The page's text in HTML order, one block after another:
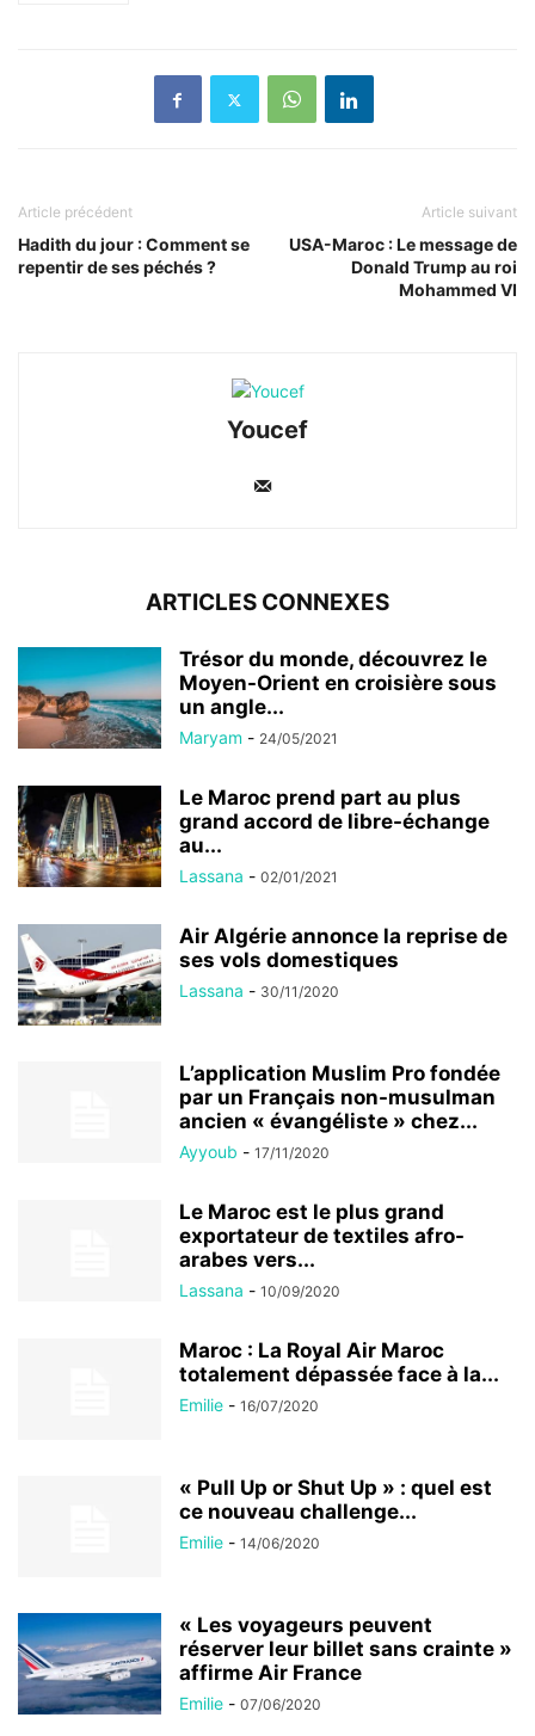
Article précédent
Hadith du jour : Comment se
repentir de ses péchés ?
Article suivant
USA-Maroc : Le message de
Donald Trump au roi
Mohammed VI
Youcef
ARTICLES CONNEXES
Trésor du monde, découvrez le
Moyen-Orient en croisière sous
un angle...
Maryam - 24/05/2021
Le Maroc prend part au plus
grand accord de libre-échange
au...
Lassana - 02/01/2021
Air Algérie annonce la reprise de
ses vols domestiques
Lassana - 30/11/2020
L’application Muslim Pro fondée
par un Français non-musulman
ancien « évangéliste » chez...
Ayyoub - 17/11/2020
Le Maroc est le plus grand
exportateur de textiles afro-
arabes vers...
Lassana - 10/09/2020
Maroc : La Royal Air Maroc
totalement dépassée face à la...
Emilie - 16/07/2020
« Pull Up or Shut Up » : quel est
ce nouveau challenge...
Emilie - 14/06/2020
« Les voyageurs peuvent
réserver leur billet sans crainte »
affirme Air France
Emilie - 07/06/2020